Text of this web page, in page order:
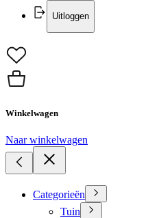
Uitloggen
Winkelwagen
Naar winkelwagen
Categorieën
Tuin